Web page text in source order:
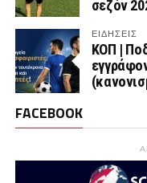
σεζόν
ΕΙΔΗΣΕΙΣ
ΚΟΠ |
FACEBOOK